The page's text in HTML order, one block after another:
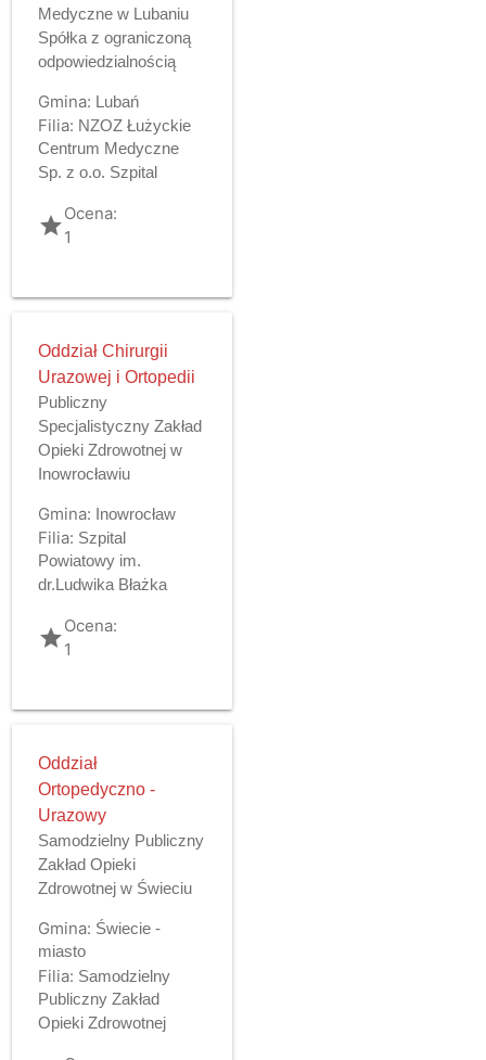
Medyczne w Lubaniu
Spółka z ograniczoną
odpowiedzialnością
Gmina: Lubań
Filia: NZOZ Łużyckie
Centrum Medyczne
Sp. z o.o. Szpital
gradeOcena:
1
Oddział Chirurgii
Urazowej i Ortopedii
Publiczny
Specjalistyczny Zakład
Opieki Zdrowotnej w
Inowrocławiu
Gmina: Inowrocław
Filia: Szpital
Powiatowy im.
dr.Ludwika Błażka
gradeOcena:
1
Oddział
Ortopedyczno -
Urazowy
Samodzielny Publiczny
Zakład Opieki
Zdrowotnej w Świeciu
Gmina: Świecie -
miasto
Filia: Samodzielny
Publiczny Zakład
Opieki Zdrowotnej